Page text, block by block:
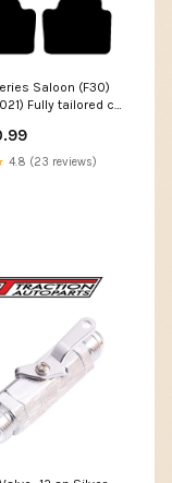
Saloon (F30)
Fully tailored car
4.8 (23 reviews)